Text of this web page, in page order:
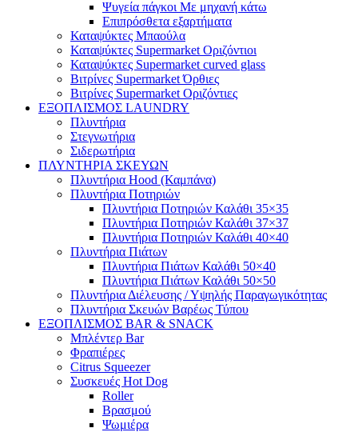
Ψυγεία πάγκοι Με μηχανή κάτω
Επιπρόσθετα εξαρτήματα
Καταψύκτες Μπαούλα
Καταψύκτες Supermarket Οριζόντιοι
Καταψύκτες Supermarket curved glass
Βιτρίνες Supermarket Όρθιες
Βιτρίνες Supermarket Οριζόντιες
ΕΞΟΠΛΙΣΜΟΣ LAUNDRY
Πλυντήρια
Στεγνωτήρια
Σιδερωτήρια
ΠΛΥΝΤΗΡΙΑ ΣΚΕΥΩΝ
Πλυντήρια Hood (Καμπάνα)
Πλυντήρια Ποτηριών
Πλυντήρια Ποτηριών Καλάθι 35×35
Πλυντήρια Ποτηριών Καλάθι 37×37
Πλυντήρια Ποτηριών Καλάθι 40×40
Πλυντήρια Πιάτων
Πλυντήρια Πιάτων Καλάθι 50×40
Πλυντήρια Πιάτων Καλάθι 50×50
Πλυντήρια Διέλευσης / Υψηλής Παραγωγικότητας
Πλυντήρια Σκευών Βαρέως Τύπου
ΕΞΟΠΛΙΣΜΟΣ BAR & SNACK
Μπλέντερ Bar
Φραπιέρες
Citrus Squeezer
Συσκευές Hot Dog
Roller
Βρασμού
Ψωμιέρα